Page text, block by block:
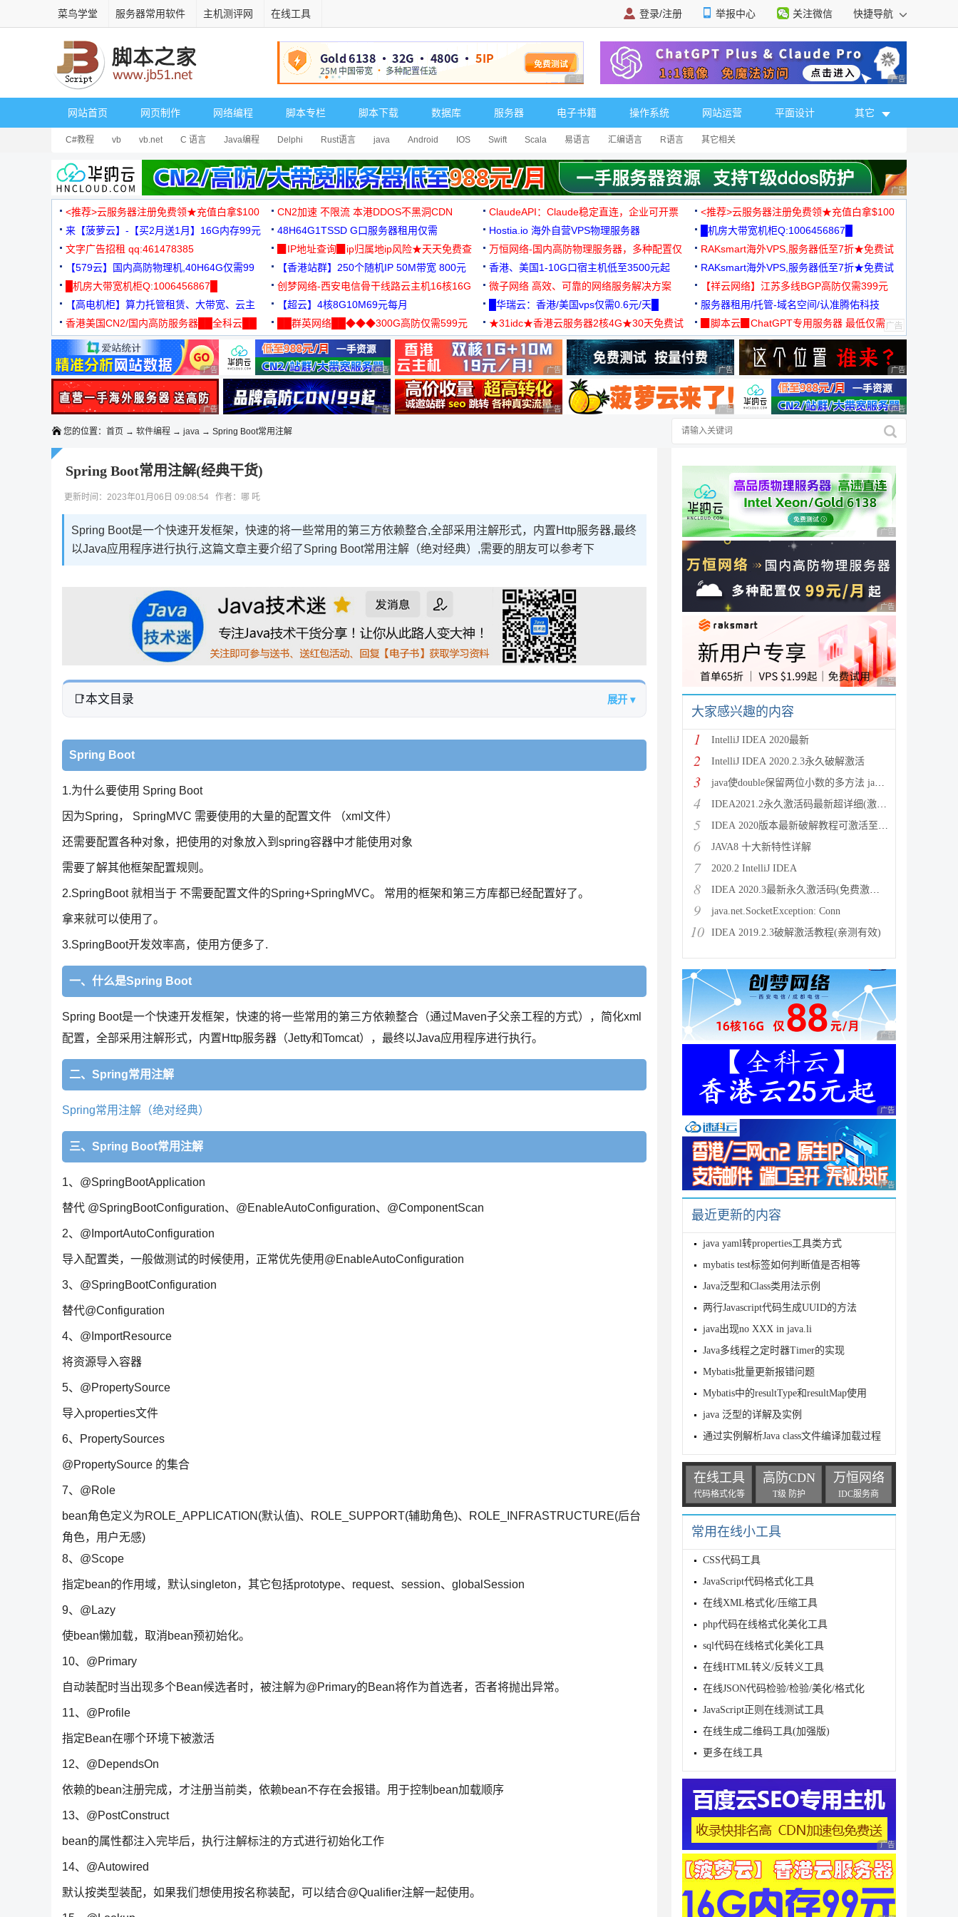
菜鸟学堂 服务器常用软件 主机测评网 在线工具 登录/注册 举报中心 关注微信 快捷导航
广告 商业广告，理性选择 广告 商业广告，理
网站首页 网页制作 网络编程 脚本专栏 脚本下载 数据库 服务器 电子书籍 操作系统 网站运营 平面设计 其它
C#教程 vb vb.net C 语言 Java编程 Delphi Rust语言 java Android IOS Swift Scala 易语言 汇编语言 R语言 其它相关
广告 商业广告，理
<推荐>云服务器注册免费领★充值白拿$100 CN2加速 不限流 本港DDOS不黑洞CDN ClaudeAPI：Claude稳定直连，企业可开票
<推荐>云服务器注册免费领★充值白拿$100
来【菠萝云】-【买2月送1月】16G内存99元
48H64G1TSSD G口服务器租用仅需
3000+可免费测试
Hostia.io 海外自营VPS物理服务器
█机房大带宽机柜Q:1006456867█
文字广告招租 qq:461478385
▉IP地址查询▉ip归属地ip风险★天天免费查
万恒网络-国内高防物理服务器，多种配置仅
99元/月起
RAKsmart海外VPS,服务器低至7折★免费试
用★
【579云】国内高防物理机,40H64G仅需99
元
【香港站群】250个随机IP 50M带宽 800元 香港、美国1-10G口宿主机低至3500元起
RAKsmart海外VPS,服务器低至7折★免费试
用★
█机房大带宽机柜Q:1006456867█
创梦网络-西安电信骨干线路云主机16核16G
88元/月
微子网络 高效、可靠的网络服务解决方案
【祥云网络】江苏多线BGP高防仅需399元
【高电机柜】算力托管租赁、大带宽、云主
机
【超云】4核8G10M69元每月 █华瑞云：香港/美国vps仅需0.6元/天█
服务器租用/托管-域名空间/认准腾佑科技
香港美国CN2/国内高防服务器██全科云██
██群英网络██◆◆◆300G高防仅需599元
◆◆◆
★31idc★香港云服务器2核4G★30天免费试
用◆
▉脚本云▉ChatGPT专用服务器 最低仅需
19元/月
广告 商业广告，理性选择 广告 商业广告，理性选择 广告 商业广告，理性选择 广告 商业广告，理性选择 广告 商业广告，理
广告 商业广告，理性选择 广告 商业广告，理性选择 广告 商业广告，理性选择 广告 商业广告，理性选择 广告 商业广告，理
您的位置： 首页 → 软件编程 → java → Spring Boot常用注解
Spring Boot常用注解(经典干货)
更新时间：2023年01月06日 09:08:54 作者：哪 吒
Spring Boot是一个快速开发框架，快速的将一些常用的第三方依赖整合,全部采用注解形式，内置Http服务器,最终
以Java应用程序进行执行,这篇文章主要介绍了Spring Boot常用注解（绝对经典）,需要的朋友可以参考下
本文目录 展开 ▾
Spring Boot
1.为什么要使用 Spring Boot
因为Spring， SpringMVC 需要使用的大量的配置文件 （xml文件）
还需要配置各种对象，把使用的对象放入到spring容器中才能使用对象
需要了解其他框架配置规则。
2.SpringBoot 就相当于 不需要配置文件的Spring+SpringMVC。 常用的框架和第三方库都已经配置好了。
拿来就可以使用了。
3.SpringBoot开发效率高，使用方便多了.
一、什么是Spring Boot
Spring Boot是一个快速开发框架，快速的将一些常用的第三方依赖整合（通过Maven子父亲工程的方式），简化xml
配置，全部采用注解形式，内置Http服务器（Jetty和Tomcat），最终以Java应用程序进行执行。
二、Spring常用注解
Spring常用注解（绝对经典）
三、Spring Boot常用注解
1、@SpringBootApplication
替代 @SpringBootConfiguration、@EnableAutoConfiguration、@ComponentScan
2、@ImportAutoConfiguration
导入配置类，一般做测试的时候使用，正常优先使用@EnableAutoConfiguration
3、@SpringBootConfiguration
替代@Configuration
4、@ImportResource
将资源导入容器
5、@PropertySource
导入properties文件
6、PropertySources
@PropertySource 的集合
7、@Role
bean角色定义为ROLE_APPLICATION(默认值)、ROLE_SUPPORT(辅助角色)、ROLE_INFRASTRUCTURE(后台
角色，用户无感)
8、@Scope
指定bean的作用域，默认singleton，其它包括prototype、request、session、globalSession
9、@Lazy
使bean懒加载，取消bean预初始化。
10、@Primary
自动装配时当出现多个Bean候选者时，被注解为@Primary的Bean将作为首选者，否者将抛出异常。
11、@Profile
指定Bean在哪个环境下被激活
12、@DependsOn
依赖的bean注册完成，才注册当前类，依赖bean不存在会报错。用于控制bean加载顺序
13、@PostConstruct
bean的属性都注入完毕后，执行注解标注的方式进行初始化工作
14、@Autowired
默认按类型装配，如果我们想使用按名称装配，可以结合@Qualifier注解一起使用。
广告 商业广告，理性
广告 商业广告，理性
广告 商业广告，理性
大家感兴趣的内容
1 IntelliJ IDEA 2020最新
2 IntelliJ IDEA 2020.2.3永久破解激活
3 java使double保留两位小数的多方法 java保留两位
4 IDEA2021.2永久激活码最新超详细(激活到2099)
5 IDEA 2020版本最新破解教程可激活至2089
6 JAVA8 十大新特性详解
7 2020.2 IntelliJ IDEA
8 IDEA 2020.3最新永久激活码(免费激活到 209
9 java.net.SocketException: Conn
10 IDEA 2019.2.3破解激活教程(亲测有效)
广告 商业广告，理性
广告 商业广告，理性
广告 商业广告，理性
最近更新的内容
java yaml转properties工具类方式
mybatis test标签如何判断值是否相等
Java泛型和Class类用法示例
两行Javascript代码生成UUID的方法
java出现no XXX in java.li
Java多线程之定时器Timer的实现
Mybatis批量更新报错问题
Mybatis中的resultType和resultMap使用
java 泛型的详解及实例
通过实例解析Java class文件编译加载过程
在线工具
代码格式化等
高防CDN
T级 防护
万恒网络
IDC服务商
常用在线小工具
CSS代码工具
JavaScript代码格式化工具
在线XML格式化/压缩工具
php代码在线格式化美化工具
sql代码在线格式化美化工具
在线HTML转义/反转义工具
在线JSON代码检验/检验/美化/格式化
JavaScript正则在线测试工具
在线生成二维码工具(加强版)
更多在线工具
广告 商业广告，理性